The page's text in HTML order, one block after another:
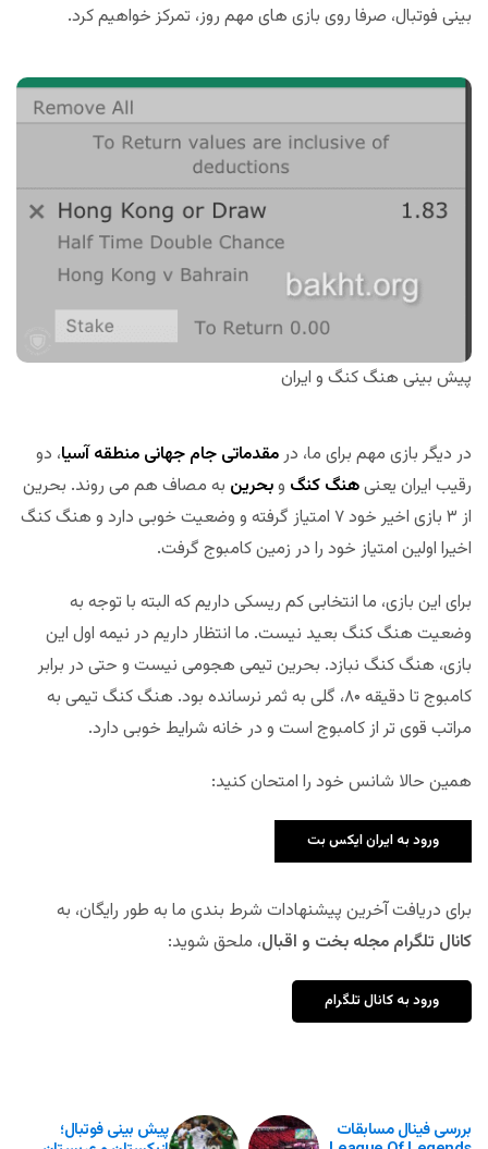
بینی فوتبال، صرفا روی بازی های مهم روز، تمرکز خواهیم کرد.
پیش بینی هنگ کنگ و ایران
در دیگر بازی مهم برای ما، درمقدماتی جام جهانی منطقه آسیا، دو
رقیب ایران یعنیهنگ کنگ وبحرین به مصاف هم می روند. بحرین
از ۳ بازی اخیر خود ۷ امتیاز گرفته و وضعیت خوبی دارد و هنگ کنگ
اخیرا اولین امتیاز خود را در زمین کامبوج گرفت.
برای این بازی، ما انتخابی کم ریسکی داریم که البته با توجه به
وضعیت هنگ کنگ بعید نیست. ما انتظار داریم در نیمه اول این
بازی، هنگ کنگ نبازد. بحرین تیمی هجومی نیست و حتی در برابر
کامبوج تا دقیقه ۸۰، گلی به ثمر نرسانده بود. هنگ کنگ تیمی به
مراتب قوی تر از کامبوج است و در خانه شرایط خوبی دارد.
همین حالا شانس خود را امتحان کنید:
ورود به ایران ایکس بت
برای دریافت آخرین پیشنهادات شرط بندی ما به طور رایگان، به
کانال تلگرام مجله بخت و اقبال، ملحق شوید:
ورود به کانال تلگرام
پیش بینی فوتبال؛ بررسی فینال مسابقات